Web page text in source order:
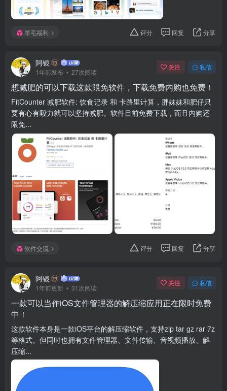
羊毛福利 评分 回复 分享
阿银
1年前发布 27次阅读
关注 私信
想减肥的可以下载这款限免软件，下载免费内购也免费！
FitCounter 减肥软件: 饮食记录 和 卡路里计算，胖妹妹和肥仔只
要有心有毅力就可以坚持减肥。软件目前免费下载，而且内购还
限免...
软件交流 评分 回复 分享
阿银
1年前更新 31次阅读
关注 私信
一款可以当作iOS文件管理器的解压缩应用正在限时免费
中！
这款软件本身是一款iOS平台的解压缩软件，支持zip tar gz rar 7z
等格式。但同时也拥有文件管理器、文件传输、音视频播放、解
压缩...